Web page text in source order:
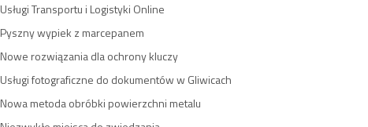
Usługi Transportu i Logistyki Online
Pyszny wypiek z marcepanem
Nowe rozwiązania dla ochrony kluczy
Usługi fotograficzne do dokumentów w Gliwicach
Nowa metoda obróbki powierzchni metalu